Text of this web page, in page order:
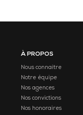
À PROPOS
Nous connaitre
Notre équipe
Nos agences
Nos convictions
Nos honoraires